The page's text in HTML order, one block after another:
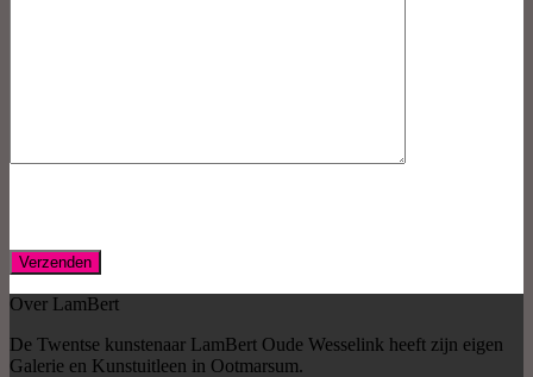
Over LamBert
De Twentse kunstenaar LamBert Oude Wesselink heeft zijn eigen
Galerie en Kunstuitleen in Ootmarsum.